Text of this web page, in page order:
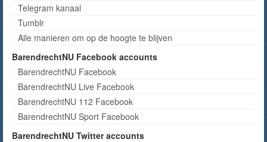
Telegram kanaal
Tumblr
Alle manieren om op de hoogte te blijven
BarendrechtNU Facebook accounts
BarendrechtNU Facebook
BarendrechtNU Live Facebook
BarendrechtNU 112 Facebook
BarendrechtNU Sport Facebook
BarendrechtNU Twitter accounts